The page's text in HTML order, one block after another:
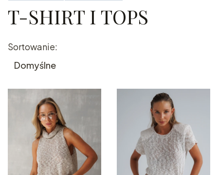
Koniec filtrów
T-SHIRT I TOPS
Lista produktów
Sortowanie:
Domyślne